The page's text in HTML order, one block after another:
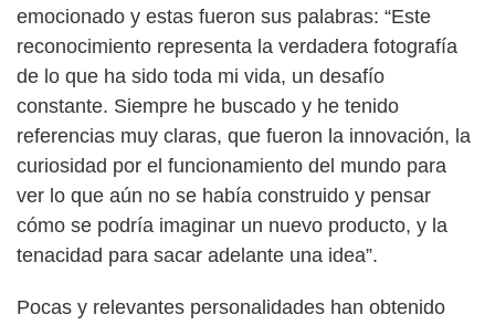
emocionado y estas fueron sus palabras: “Este
reconocimiento representa la verdadera fotografía
de lo que ha sido toda mi vida, un desafío
constante. Siempre he buscado y he tenido
referencias muy claras, que fueron la innovación, la
curiosidad por el funcionamiento del mundo para
ver lo que aún no se había construido y pensar
cómo se podría imaginar un nuevo producto, y la
tenacidad para sacar adelante una idea”.
Pocas y relevantes personalidades han obtenido